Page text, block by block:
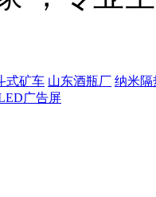
式矿车 山东酒瓶厂 纳米隔
广告屏